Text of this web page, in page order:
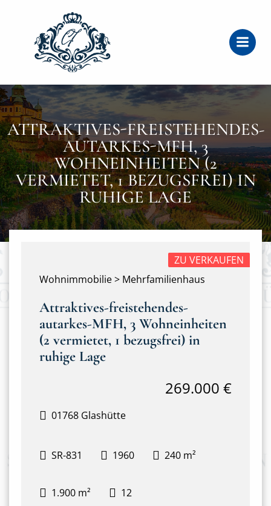
ATTRAKTIVES-FREISTEHENDES-
AUTARKES-MFH, 3
WOHNEINHEITEN (2
VERMIETET, 1 BEZUGSFREI) IN
RUHIGE LAGE
Wohnimmobilie > Mehrfamilienhaus
ZU VERKAUFEN
Attraktives-freistehendes-
autarkes-MFH, 3 Wohneinheiten
(2 vermietet, 1 bezugsfrei) in
ruhige Lage
01768 Glashütte
269.000 €
SR-831 1960 240 m²
1.900 m² 12